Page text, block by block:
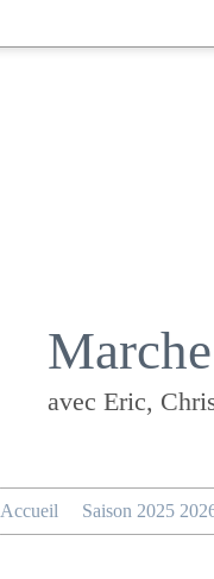
avec Eric,
Accueil Saison 2025